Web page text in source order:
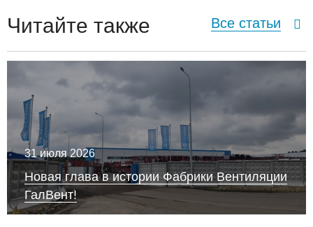
Читайте также Все статьи
31 июля 2026
Новая глава в истории Фабрики Вентиляции
ГалВент!